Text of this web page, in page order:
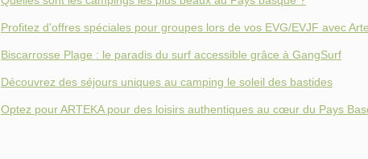
Profitez d'offres spéciales pour groupes lors de vos EVG/EVJF avec
Biscarrosse Plage : le paradis du surf accessible grâce à GangSurf
Découvrez des séjours uniques au camping le soleil des bastides
Optez pour ARTEKA pour des loisirs authentiques au cœur du Pays